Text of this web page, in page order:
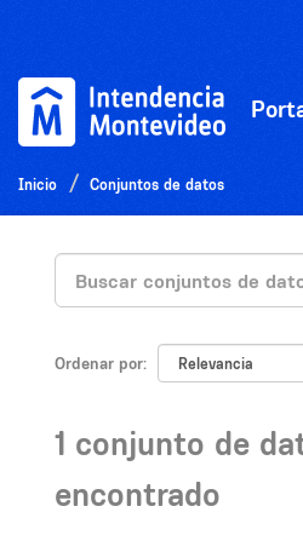
Inicio Conjuntos de datos
Ordenar por
1 conjunto de
encontrado